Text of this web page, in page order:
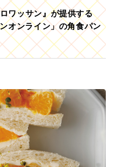
ワッサン』が提供する
オンライン」の角食パン